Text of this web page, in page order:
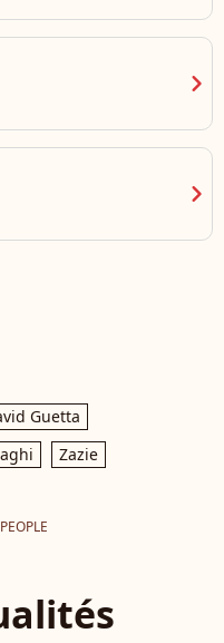
chevron_right
chevron_right
Guetta
Zazie